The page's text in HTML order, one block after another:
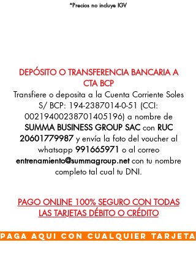
*Precios no incluye IGV
DEPÓSITO O TRANSFERENCIA BANCARIA A
CTA BCP
Transfiere o deposita a la Cuenta Corriente Soles
S/ BCP: 194-2387014-0-51 (CCI:
00219400238701405196) a nombre de
SUMMA BUSINESS GROUP SACcon RUC
20601779987y envía la foto del voucher al
whatsapp 991665971 o al correo
entrenamiento@summagroup.netcon tu nombre
completo tal cual tu DNI.
PAGO ONLINE 100% SEGURO CON TODAS
LAS TARJETAS DÉBITO O CRÉDITO
PAGA AQUI CON CUALQUIER TARJETA